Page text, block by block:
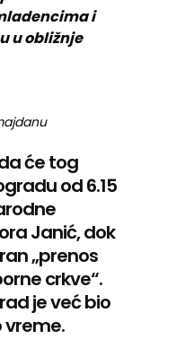
i
u obližnje
će tog
od 6.15
Janić, dok
„prenos
crkve“.
je već bio
vreme.